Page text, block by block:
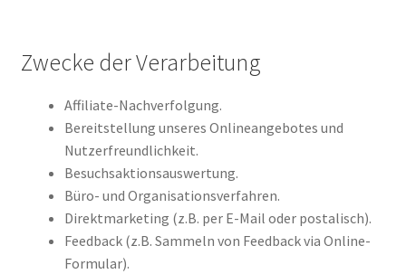
Zwecke der Verarbeitung
Affiliate-Nachverfolgung.
Bereitstellung unseres Onlineangebotes und
Nutzerfreundlichkeit.
Besuchsaktionsauswertung.
Büro- und Organisationsverfahren.
Direktmarketing (z.B. per E-Mail oder postalisch).
Feedback (z.B. Sammeln von Feedback via Online-
Formular).